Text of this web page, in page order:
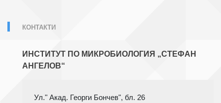
КОНТАКТИ
ИНСТИТУТ ПО МИКРОБИОЛОГИЯ „СТЕФАН
АНГЕЛОВ“